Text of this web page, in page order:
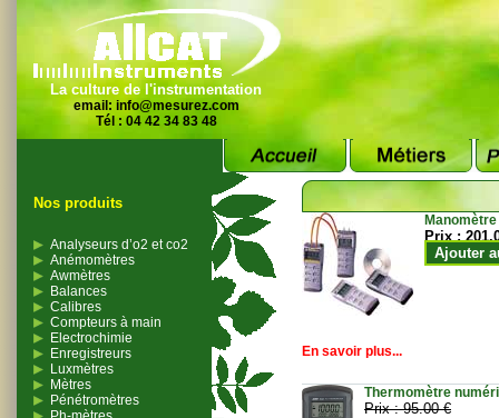
La culture de l'instrumentation
email: info@mesurez.com
Tél : 04 42 34 83 48
Nos produits
Analyseurs d’o2 et co2
Anémomètres
Awmètres
Balances
Calibres
Compteurs à main
Electrochimie
Enregistreurs
Luxmètres
Mètres
Pénétromètres
Prix :
Ajouter
En savoir plus...
Thermomètre
Prix :95.00 €